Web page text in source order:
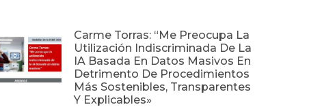
Carme Torras: “Me Preocupa La
Utilización Indiscriminada De La
IA Basada En Datos Masivos En
Detrimento De Procedimientos
Más Sostenibles, Transparentes
Y Explicables»